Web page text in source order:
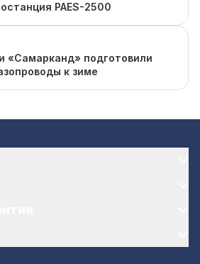
PAES-2500
«Самарканд» подготовили
к зиме